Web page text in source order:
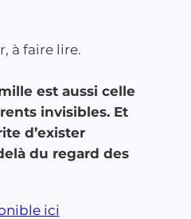
à faire lire.
est aussi celle
invisibles. Et
d’exister
du regard des
ici